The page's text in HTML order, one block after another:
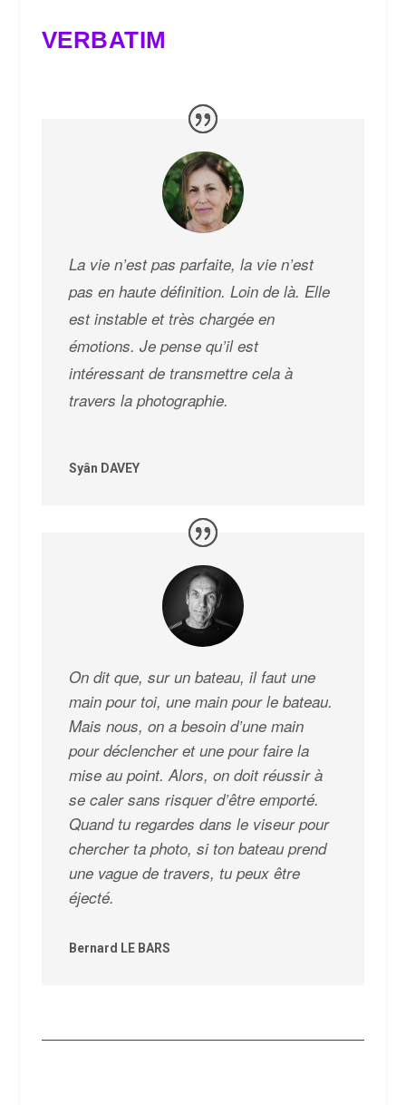
VERBATIM
La vie n’est pas parfaite, la vie n’est
pas en haute définition. Loin de là. Elle
est instable et très chargée en
émotions. Je pense qu’il est
intéressant de transmettre cela à
travers la photographie.
Syân DAVEY
On dit que, sur un bateau, il faut une
main pour toi, une main pour le bateau.
Mais nous, on a besoin d’une main
pour déclencher et une pour faire la
mise au point. Alors, on doit réussir à
se caler sans risquer d’être emporté.
Quand tu regardes dans le viseur pour
chercher ta photo, si ton bateau prend
une vague de travers, tu peux être
éjecté.
Bernard LE BARS